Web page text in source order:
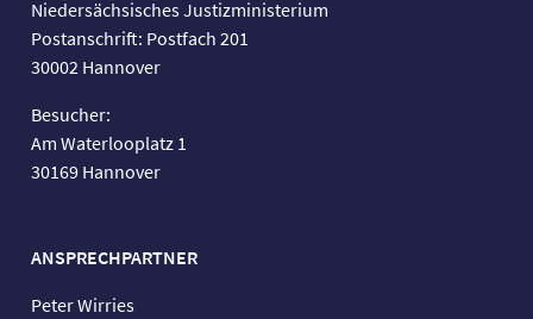
Niedersächsisches Justizministerium
Postanschrift: Postfach 201
30002 Hannover
Besucher:
Am Waterlooplatz 1
30169 Hannover
ANSPRECHPARTNER
Peter Wirries